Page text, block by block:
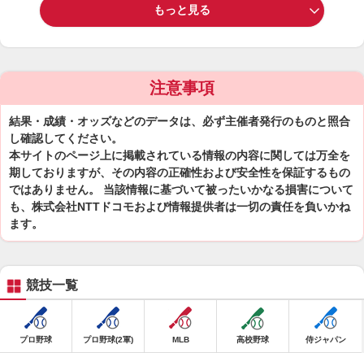
もっと見る
注意事項
結果・成績・オッズなどのデータは、必ず主催者発行のものと照合
し確認してください。
本サイトのページ上に掲載されている情報の内容に関しては万全を
期しておりますが、その内容の正確性および安全性を保証するもの
ではありません。 当該情報に基づいて被ったいかなる損害について
も、株式会社NTTドコモおよび情報提供者は一切の責任を負いかね
ます。
競技一覧
プロ野球 プロ野球(2軍) MLB 高校野球 侍ジャパン